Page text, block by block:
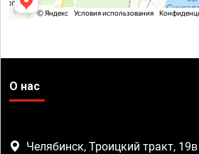
О нас
Челябинск, Троицкий тракт, 19в